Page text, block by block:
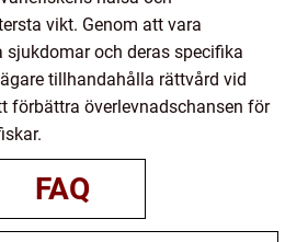
vikt. Genom att vara
och deras specifika
tillhandahålla rättvård vid
förbättra överlevnadschansen för
FAQ